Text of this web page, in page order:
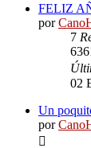
FELIZ
por
7
02
Un
por